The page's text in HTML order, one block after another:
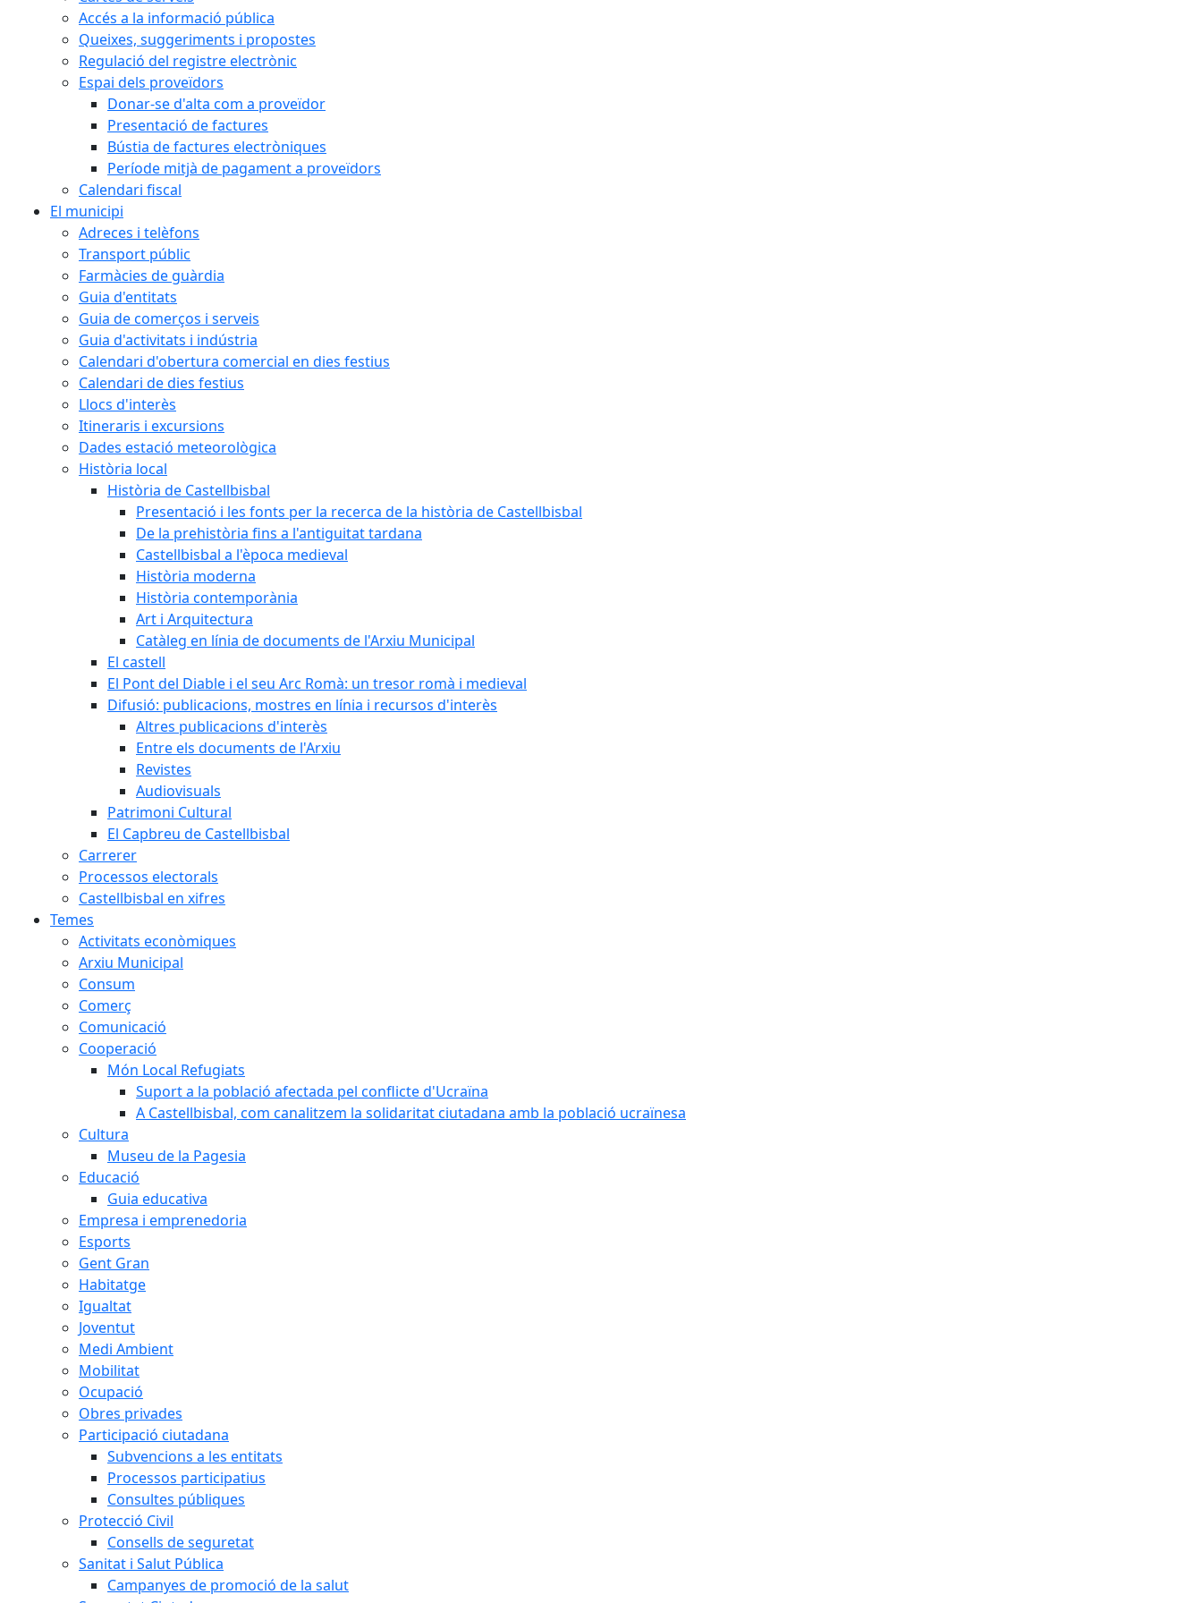
Accés a la informació pública
Queixes, suggeriments i propostes
Regulació del registre electrònic
Espai dels proveïdors
Donar-se d'alta com a proveïdor
Presentació de factures
Bústia de factures electròniques
Període mitjà de pagament a proveïdors
Calendari fiscal
El municipi
Adreces i telèfons
Transport públic
Farmàcies de guàrdia
Guia d'entitats
Guia de comerços i serveis
Guia d'activitats i indústria
Calendari d'obertura comercial en dies festius
Calendari de dies festius
Llocs d'interès
Itineraris i excursions
Dades estació meteorològica
Història local
Història de Castellbisbal
Presentació i les fonts per la recerca de la història de Castellbisbal
De la prehistòria fins a l'antiguitat tardana
Castellbisbal a l'època medieval
Història moderna
Història contemporània
Art i Arquitectura
Catàleg en línia de documents de l'Arxiu Municipal
El castell
El Pont del Diable i el seu Arc Romà: un tresor romà i medieval
Difusió: publicacions, mostres en línia i recursos d'interès
Altres publicacions d'interès
Entre els documents de l'Arxiu
Revistes
Audiovisuals
Patrimoni Cultural
El Capbreu de Castellbisbal
Carrerer
Processos electorals
Castellbisbal en xifres
Temes
Activitats econòmiques
Arxiu Municipal
Consum
Comerç
Comunicació
Cooperació
Món Local Refugiats
Suport a la població afectada pel conflicte d'Ucraïna
A Castellbisbal, com canalitzem la solidaritat ciutadana amb la població ucraïnesa
Cultura
Museu de la Pagesia
Educació
Guia educativa
Empresa i emprenedoria
Esports
Gent Gran
Habitatge
Igualtat
Joventut
Medi Ambient
Mobilitat
Ocupació
Obres privades
Participació ciutadana
Subvencions a les entitats
Processos participatius
Consultes públiques
Protecció Civil
Consells de seguretat
Sanitat i Salut Pública
Campanyes de promoció de la salut